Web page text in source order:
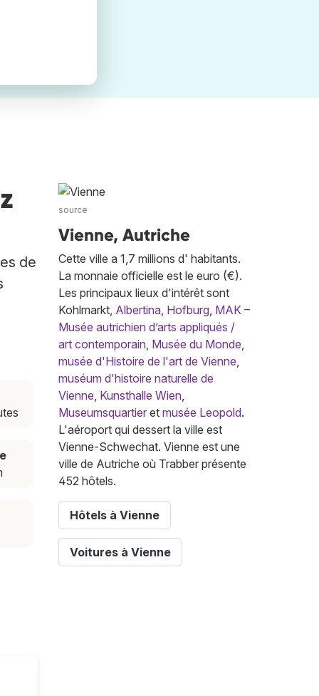
de
source
Vienne, Autriche
Cette ville a 1,7 millions d' habitants.
La monnaie officielle est le euro (€).
Les principaux lieux d'intérêt sont
Kohlmarkt, Albertina, Hofburg, MAK –
Musée autrichien d’arts appliqués /
art contemporain, Musée du Monde,
musée d'Histoire de l'art de Vienne,
muséum d'histoire naturelle de
Vienne, Kunsthalle Wien,
Museumsquartier et musée Leopold.
L'aéroport qui dessert la ville est
Vienne-Schwechat. Vienne est une
ville de Autriche où Trabber présente
452 hôtels.
Hôtels à Vienne
Voitures à Vienne